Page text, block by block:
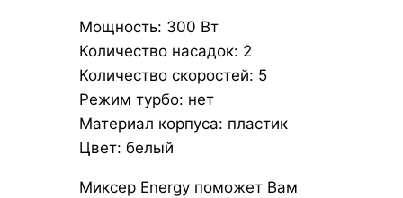
Мощность: 300 Вт
Количество насадок: 2
Количество скоростей: 5
Режим турбо: нет
Материал корпуса: пластик
Цвет: белый
Миксер Energy поможет Вам